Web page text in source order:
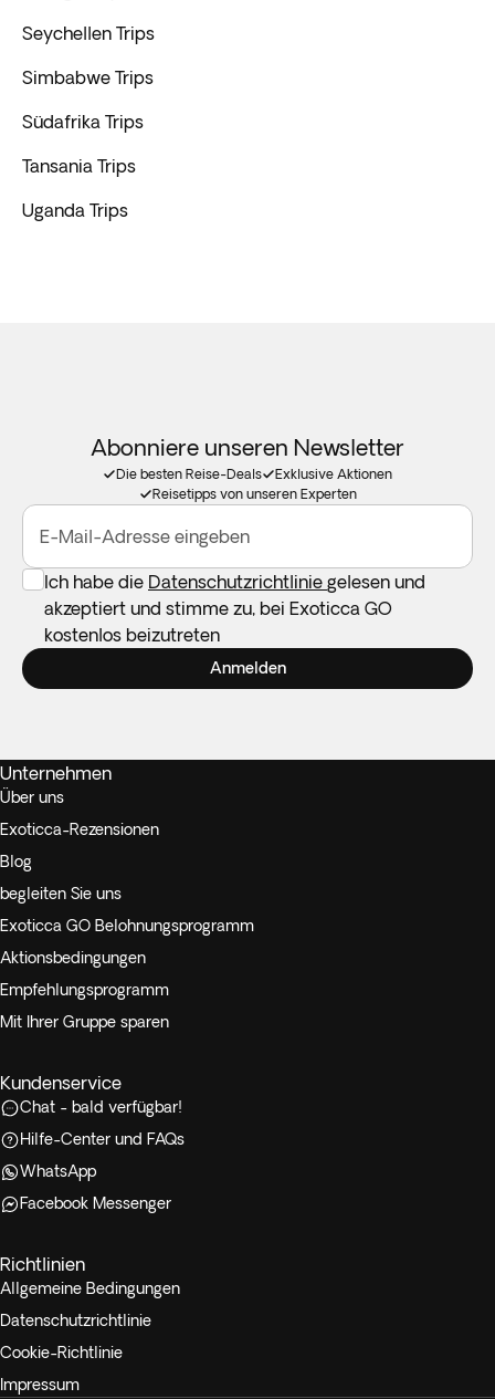
Seychellen Trips
Simbabwe Trips
Südafrika Trips
Tansania Trips
Uganda Trips
Abonniere unseren Newsletter
Die besten Reise-Deals
Exklusive Aktionen
Reisetipps von unseren Experten
E-Mail-Adresse eingeben
Ich habe die Datenschutzrichtlinie gelesen und
akzeptiert und stimme zu, bei Exoticca GO
kostenlos beizutreten
Anmelden
Unternehmen
Über uns
Exoticca-Rezensionen
Blog
begleiten Sie uns
Exoticca GO Belohnungsprogramm
Aktionsbedingungen
Empfehlungsprogramm
Mit Ihrer Gruppe sparen
Kundenservice
Chat - bald verfügbar!
Hilfe-Center und FAQs
WhatsApp
Facebook Messenger
Richtlinien
Allgemeine Bedingungen
Datenschutzrichtlinie
Cookie-Richtlinie
Impressum